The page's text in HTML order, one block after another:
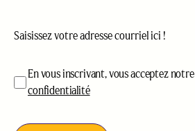
acceptation(Nécessaire)
En vous inscrivant, vous acceptez notre
confidentialité